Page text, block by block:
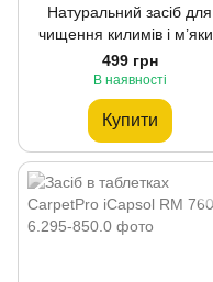
Натуральний засіб для
чищення килимів і м’яких
меблів RM 519, 1л
499 грн
В наявності
Купити